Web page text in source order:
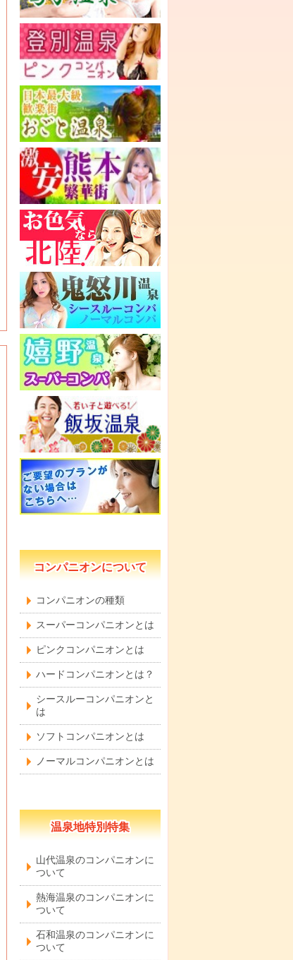
コンパニオンについて
コンパニオンの種類
スーパーコンパニオンとは
ピンクコンパニオンとは
ハードコンパニオンとは？
シースルーコンパニオンと
は
ソフトコンパニオンとは
ノーマルコンパニオンとは
温泉地特別特集
山代温泉のコンパニオンに
ついて
熱海温泉のコンパニオンに
ついて
石和温泉のコンパニオンに
ついて